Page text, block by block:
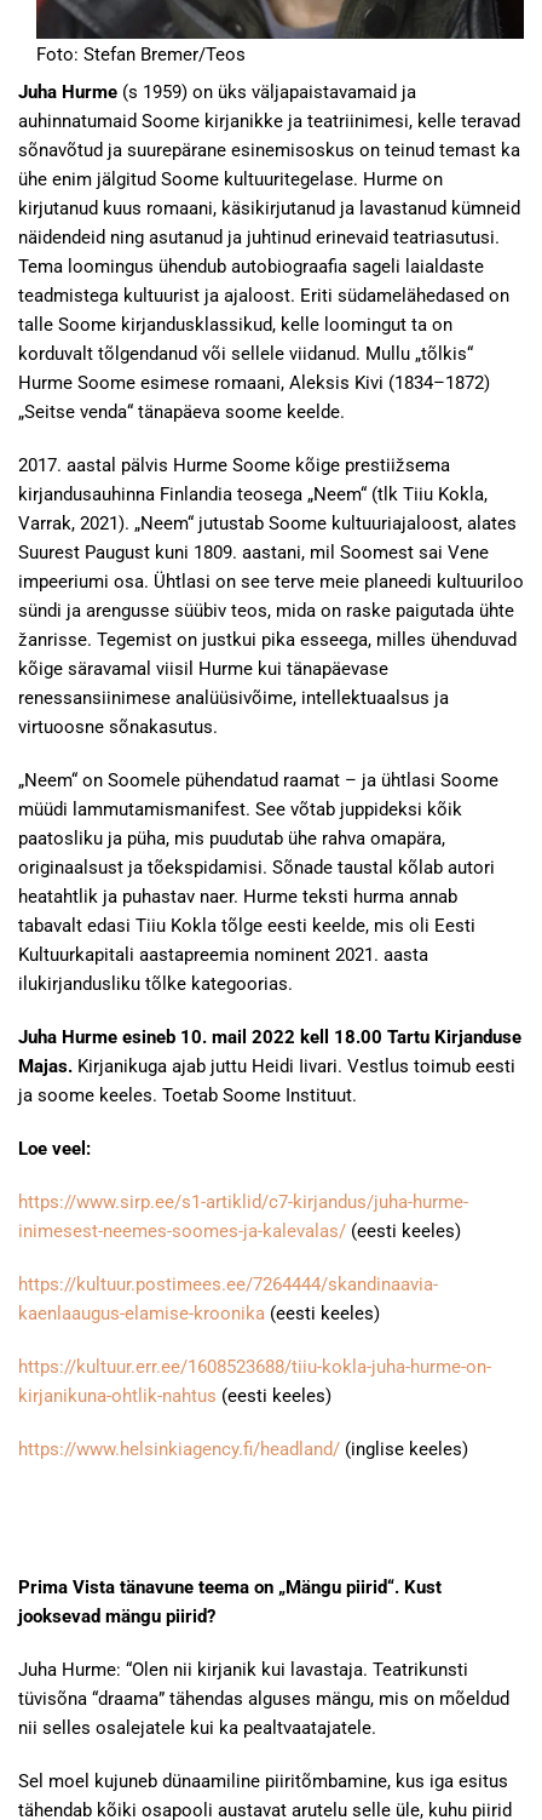
Foto: Stefan Bremer/Teos
Juha Hurme (s 1959) on üks väljapaistavamaid ja
auhinnatumaid Soome kirjanikke ja teatriinimesi, kelle teravad
sõnavõtud ja suurepärane esinemisoskus on teinud temast ka
ühe enim jälgitud Soome kultuuritegelase. Hurme on
kirjutanud kuus romaani, käsikirjutanud ja lavastanud kümneid
näidendeid ning asutanud ja juhtinud erinevaid teatriasutusi.
Tema loomingus ühendub autobiograafia sageli laialdaste
teadmistega kultuurist ja ajaloost. Eriti südamelähedased on
talle Soome kirjandusklassikud, kelle loomingut ta on
korduvalt tõlgendanud või sellele viidanud. Mullu „tõlkis“
Hurme Soome esimese romaani, Aleksis Kivi (1834–1872)
„Seitse venda“ tänapäeva soome keelde.
2017. aastal pälvis Hurme Soome kõige prestiižsema
kirjandusauhinna Finlandia teosega „Neem“ (tlk Tiiu Kokla,
Varrak, 2021). „Neem“ jutustab Soome kultuuriajaloost, alates
Suurest Paugust kuni 1809. aastani, mil Soomest sai Vene
impeeriumi osa. Ühtlasi on see terve meie planeedi kultuuriloo
sündi ja arengusse süübiv teos, mida on raske paigutada ühte
žanrisse. Tegemist on justkui pika esseega, milles ühenduvad
kõige säravamal viisil Hurme kui tänapäevase
renessansiinimese analüüsivõime, intellektuaalsus ja
virtuoosne sõnakasutus.
„Neem“ on Soomele pühendatud raamat – ja ühtlasi Soome
müüdi lammutamismanifest. See võtab juppideksi kõik
paatosliku ja püha, mis puudutab ühe rahva omapära,
originaalsust ja tõekspidamisi. Sõnade taustal kõlab autori
heatahtlik ja puhastav naer. Hurme teksti hurma annab
tabavalt edasi Tiiu Kokla tõlge eesti keelde, mis oli Eesti
Kultuurkapitali aastapreemia nominent 2021. aasta
ilukirjandusliku tõlke kategoorias.
Juha Hurme esineb 10. mail 2022 kell 18.00 Tartu Kirjanduse
Majas. Kirjanikuga ajab juttu Heidi Iivari. Vestlus toimub eesti
ja soome keeles. Toetab Soome Instituut.
Loe veel:
https://www.sirp.ee/s1-artiklid/c7-kirjandus/juha-hurme-
inimesest-neemes-soomes-ja-kalevalas/ (eesti keeles)
https://kultuur.postimees.ee/7264444/skandinaavia-
kaenlaaugus-elamise-kroonika (eesti keeles)
https://kultuur.err.ee/1608523688/tiiu-kokla-juha-hurme-on-
kirjanikuna-ohtlik-nahtus (eesti keeles)
https://www.helsinkiagency.fi/headland/ (inglise keeles)
Prima Vista tänavune teema on „Mängu piirid“. Kust
jooksevad mängu piirid?
Juha Hurme: “Olen nii kirjanik kui lavastaja. Teatrikunsti
tüvisõna “draama” tähendas alguses mängu, mis on mõeldud
nii selles osalejatele kui ka pealtvaatajatele.
Sel moel kujuneb dünaamiline piiritõmbamine, kus iga esitus
tähendab kõiki osapooli austavat arutelu selle üle, kuhu piirid